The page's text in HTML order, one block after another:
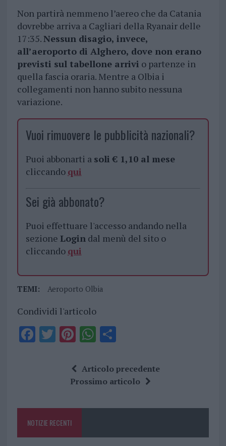
Non partirà nemmeno l’aereo che da Catania
dovrebbe arriva a Cagliari della Ryanair delle
17:35.Nessun disagio, invece,
all’aeroporto di Alghero, dove non erano
previsti sul tabellone arrivi o partenze in
quella fascia oraria. Mentre a Olbia i
collegamenti non hanno subito nessuna
variazione.
Vuoi rimuovere le pubblicità nazionali?
Puoi abbonarti a soli € 1,10 al mese
cliccando qui
Sei già abbonato?
Puoi effettuare l'accesso andando nella
sezione Logindal menù del sito o
cliccando qui
TEMI: Aeroporto Olbia
Condividi l'articolo
F
o
k
T Pi
te
re
W
at
s
p
S
a
re
Articolo precedente
Prossimo articolo
NOTIZIE RECENTI